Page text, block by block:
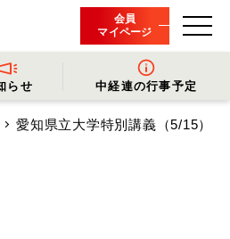
会員
マイページ
挨拶
らせ
- プレスリリース
中経連の行事予定
愛知県立大学特別講義（5/15）